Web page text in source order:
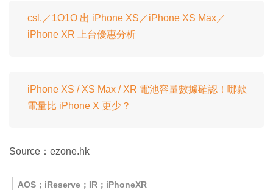
csl.／1O1O 出 iPhone XS／iPhone XS Max／
iPhone XR 上台優惠分析
iPhone XS / XS Max / XR 電池容量數據確認！哪款
電量比 iPhone X 更少？
Source：ezone.hk
AOS；iReserve；IR；iPhoneXR